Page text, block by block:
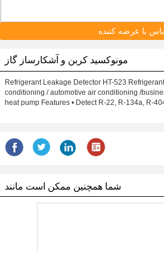
با عرضه کننده
مونوکسید کربن و آشکارساز گاز
Refrigerant Leakage Detector HT-523
conditioning / automotive air conditioning /
heat pump Features • Detect R-22, R-134a, R-
شما همچنین ممکن است مانند